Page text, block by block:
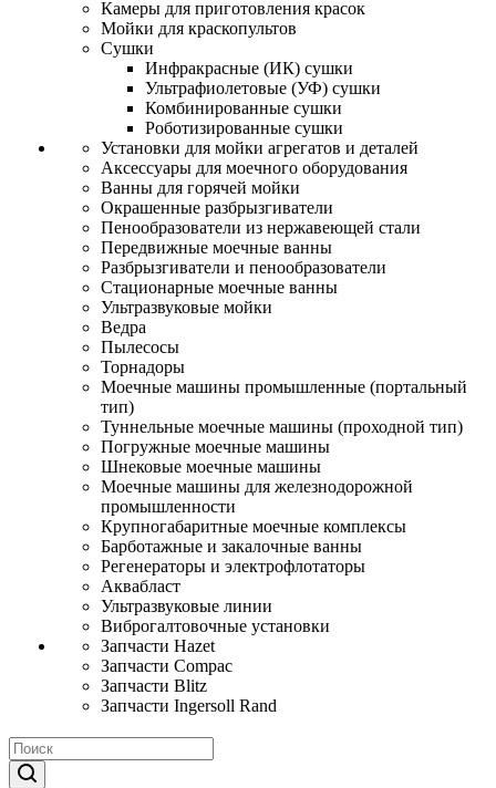
Камеры для приготовления красок
Мойки для краскопультов
Сушки
Инфракрасные (ИК) сушки
Ультрафиолетовые (УФ) сушки
Комбинированные сушки
Роботизированные сушки
Установки для мойки агрегатов и деталей
Аксессуары для моечного оборудования
Ванны для горячей мойки
Окрашенные разбрызгиватели
Пенообразователи из нержавеющей стали
Передвижные моечные ванны
Разбрызгиватели и пенообразователи
Стационарные моечные ванны
Ультразвуковые мойки
Ведра
Пылесосы
Торнадоры
Моечные машины промышленные (портальный
тип)
Туннельные моечные машины (проходной тип)
Погружные моечные машины
Шнековые моечные машины
Моечные машины для железнодорожной
промышленности
Крупногабаритные моечные комплексы
Барботажные и закалочные ванны
Регенераторы и электрофлотаторы
Аквабласт
Ультразвуковые линии
Виброгалтовочные установки
Запчасти Hazet
Запчасти Compac
Запчасти Blitz
Запчасти Ingersoll Rand